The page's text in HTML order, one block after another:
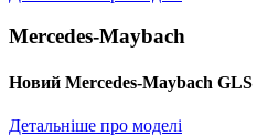
Mercedes-Maybach
Новий Mercedes-Maybach GLS
Детальніше про моделі